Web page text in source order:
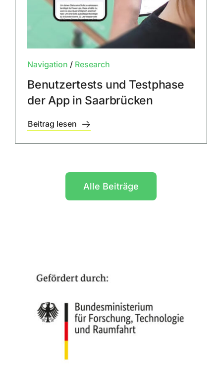
Navigation / Research
Benutzertests und Testphase
der App in Saarbrücken
Beitrag lesen
Alle Beiträge